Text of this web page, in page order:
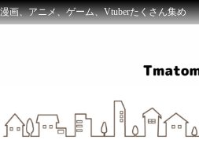
漫画、アニメ、ゲーム、Vtuberたくさん集め